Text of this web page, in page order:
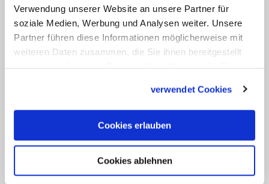
Verwendung unserer Website an unsere Partner für
soziale Medien, Werbung und Analysen weiter. Unsere
Partner führen diese Informationen möglicherweise mit
weiteren Daten zusammen, die Sie ihnen bereitgestellt
verwendet Cookies
Cookies erlauben
Cookies ablehnen
vorgibt?
Arens:Jein. So könnte man sich das gut
ist eben nicht unser Papst, sondern hat
hält man dann auch Unterschiede aus
oder unterschiedliche Tempos,
unterschiedliche Akzente, wenn man sich
einig ist, dass die Themen zweitrangig